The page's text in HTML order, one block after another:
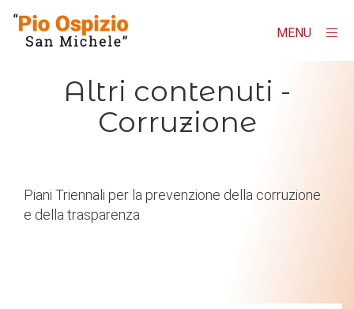
MENU
×
Homepage
"Pio Ospizio San Michele"
AMMINISTRAZIONE TRASPARENTE
Albo online
Altri contenuti -
Corruzione
Piani Triennali per la prevenzione della corruzione
e della trasparenza